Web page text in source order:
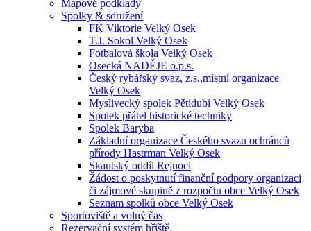
Mapové podklady
Spolky & sdružení
FK Viktorie Velký Osek
T.J. Sokol Velký Osek
Fotbalová škola Velký Osek
Osecká NADĚJE o.p.s.
Český rybářský svaz, z.s.,místní organizace
Velký Osek
Myslivecký spolek Pětidubí Velký Osek
Spolek přátel historické techniky
Spolek Baryba
Základní organizace Českého svazu ochránců
přírody Hastrman Velký Osek
Skautský oddíl Rejnoci
Žádost o poskytnutí finanční podpory organizaci
či zájmové skupině z rozpočtu obce Velký Osek
Seznam spolků obce Velký Osek
Sportoviště a volný čas
Rezervační systém hřiště